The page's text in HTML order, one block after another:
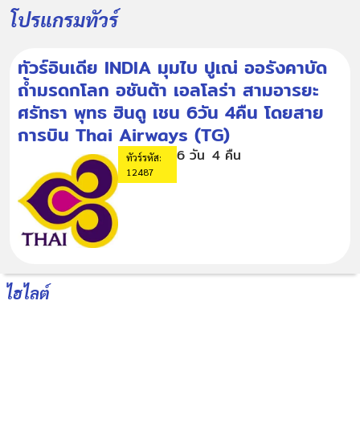
โปรแกรมทัวร์
ทัวร์อินเดีย INDIA มุมไบ ปูเณ่ ออรังคาบัด
ถ้ำมรดกโลก อชันต้า เอลโลร่า สามอารยะ
ศรัทธา พุทธ ฮินดู เชน 6วัน 4คืน โดยสาย
การบิน Thai Airways (TG)
ทัวร์รหัส:
12487
6 วัน 4 คืน
ไฮไลต์